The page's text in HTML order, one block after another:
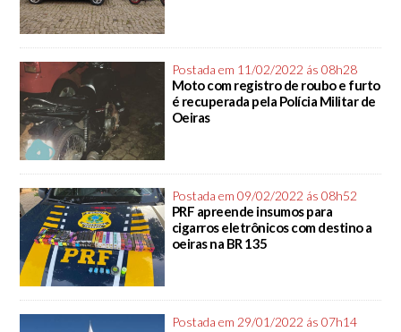
Postada em 11/02/2022 ás 08h28
Moto com registro de roubo e furto
é recuperada pela Polícia Militar de
Oeiras
Postada em 09/02/2022 ás 08h52
PRF apreende insumos para
cigarros eletrônicos com destino a
oeiras na BR 135
Postada em 29/01/2022 ás 07h14